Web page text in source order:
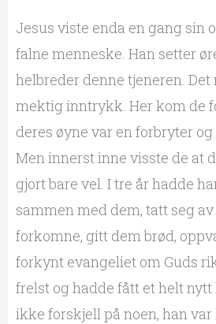
Jesus viste enda en gang sin
falne menneske. Han setter
helbreder denne tjeneren. Det
mektig inntrykk. Her kom de
deres øyne var en forbryter
Men innerst inne visste de at
gjort bare vel. I tre år hadde
sammen med dem, tatt seg
forkomne, gitt dem brød,
forkynt evangeliet om Guds
frelst og hadde fått et helt nytt
ikke forskjell på noen, han